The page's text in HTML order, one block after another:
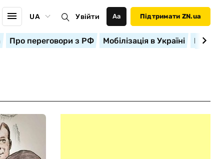
UA Увійти Аа Підтримати ZN.ua
Про переговори з РФ Мобілізація в Україні